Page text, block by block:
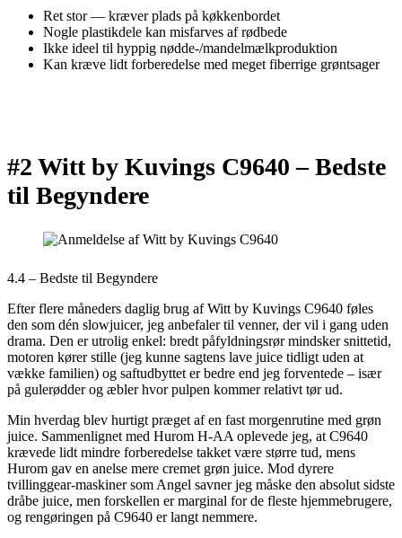
Ret stor — kræver plads på køkkenbordet
Nogle plastikdele kan misfarves af rødbede
Ikke ideel til hyppig nødde-/mandelmælkproduktion
Kan kræve lidt forberedelse med meget fiberrige grøntsager
#2 Witt by Kuvings C9640 –Bedste
til Begyndere
4.4 – Bedste til Begyndere
Efter flere måneders daglig brug af Witt by Kuvings C9640 føles
den som dén slowjuicer, jeg anbefaler til venner, der vil i gang uden
drama. Den er utrolig enkel: bredt påfyldningsrør mindsker snittetid,
motoren kører stille (jeg kunne sagtens lave juice tidligt uden at
vække familien) og saftudbyttet er bedre end jeg forventede – især
på gulerødder og æbler hvor pulpen kommer relativt tør ud.
Min hverdag blev hurtigt præget af en fast morgenrutine med grøn
juice. Sammenlignet med Hurom H-AA oplevede jeg, at C9640
krævede lidt mindre forberedelse takket være større tud, mens
Hurom gav en anelse mere cremet grøn juice. Mod dyrere
tvillinggear-maskiner som Angel savner jeg måske den absolut sidste
dråbe juice, men forskellen er marginal for de fleste hjemmebrugere,
og rengøringen på C9640 er langt nemmere.